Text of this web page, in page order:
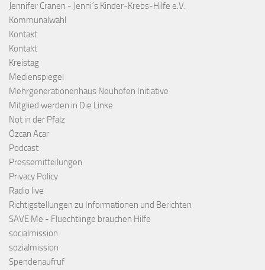
Jennifer Cranen - Jenni´s Kinder-Krebs-Hilfe e.V.
Kommunalwahl
Kontakt
Kontakt
Kreistag
Medienspiegel
Mehrgenerationenhaus Neuhofen Initiative
Mitglied werden in Die Linke
Not in der Pfalz
Özcan Acar
Podcast
Pressemitteilungen
Privacy Policy
Radio live
Richtigstellungen zu Informationen und Berichten
SAVE Me - Fluechtlinge brauchen Hilfe
socialmission
sozialmission
Spendenaufruf